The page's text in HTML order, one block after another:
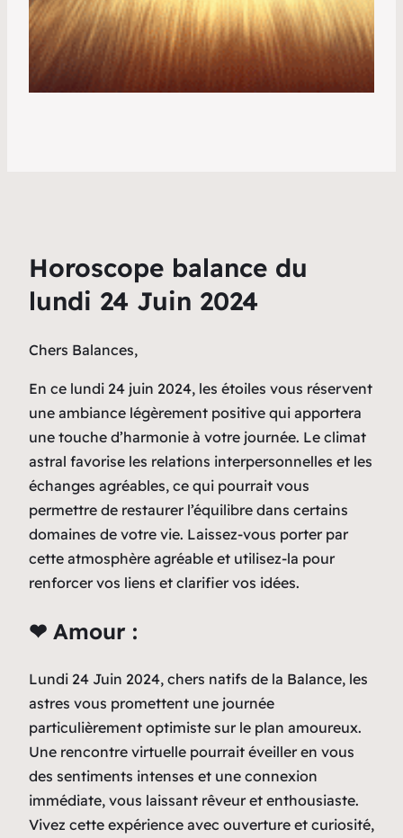
Horoscope balance du
lundi 24 Juin 2024
Chers Balances,
En ce lundi 24 juin 2024, les étoiles vous réservent
une ambiance légèrement positive qui apportera
une touche d’harmonie à votre journée. Le climat
astral favorise les relations interpersonnelles et les
échanges agréables, ce qui pourrait vous
permettre de restaurer l’équilibre dans certains
domaines de votre vie. Laissez-vous porter par
cette atmosphère agréable et utilisez-la pour
renforcer vos liens et clarifier vos idées.
❤ Amour :
Lundi 24 Juin 2024, chers natifs de la Balance, les
astres vous promettent une journée
particulièrement optimiste sur le plan amoureux.
Une rencontre virtuelle pourrait éveiller en vous
des sentiments intenses et une connexion
immédiate, vous laissant rêveur et enthousiaste.
Vivez cette expérience avec ouverture et curiosité,